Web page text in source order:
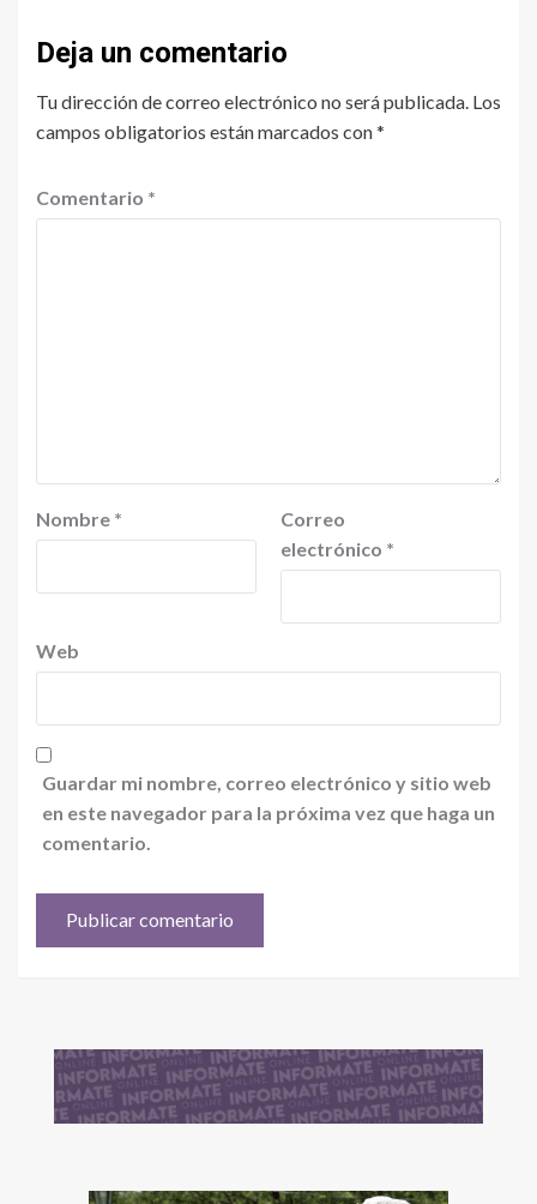
Deja un comentario
Tu dirección de correo electrónico no será publicada. Los
campos obligatorios están marcados con*
Comentario *
Nombre *
Correo
electrónico *
Web
Guardar mi nombre, correo electrónico y sitio web
en este navegador para la próxima vez que haga un
comentario.